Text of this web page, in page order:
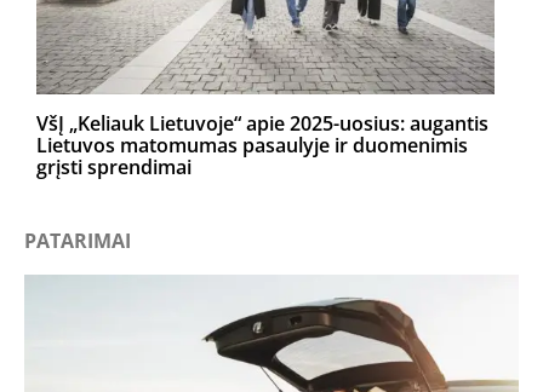
VšĮ „Keliauk Lietuvoje“ apie 2025-uosius: augantis
Lietuvos matomumas pasaulyje ir duomenimis
grįsti sprendimai
PATARIMAI